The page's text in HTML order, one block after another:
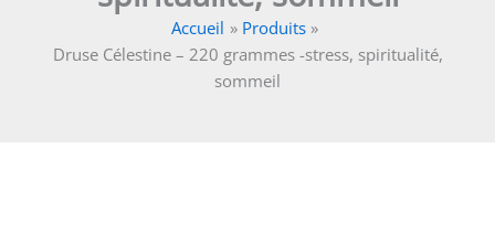
Accueil
Produits
Druse Célestine – 220 grammes -stress, spiritualité,
sommeil